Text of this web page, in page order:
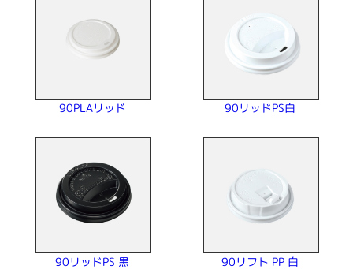
90PLAリッド 90リッドPS白
90リッドPS 黒 90リフト PP 白